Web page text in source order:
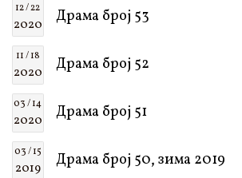
12 / 22
2020 Драма број 53
11 / 18
2020 Драма број 52
03 / 14
2020 Драма број 51
03 / 15
2019 Драма број 50, зима 2019